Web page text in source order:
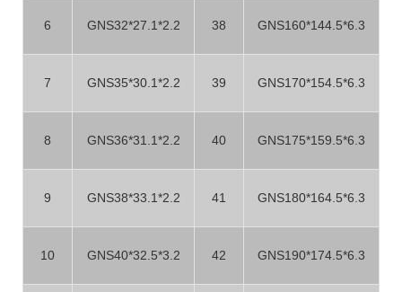
6 GNS32*27.1*2.2 38 GNS160*144.5*6.3
7 GNS35*30.1*2.2 39 GNS170*154.5*6.3
8 GNS36*31.1*2.2 40 GNS175*159.5*6.3
9 GNS38*33.1*2.2 41 GNS180*164.5*6.3
10 GNS40*32.5*3.2 42 GNS190*174.5*6.3